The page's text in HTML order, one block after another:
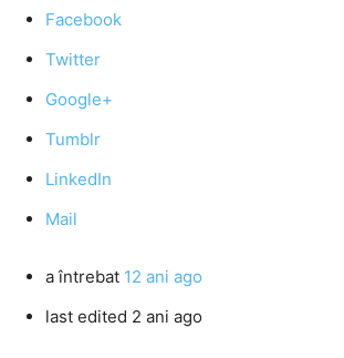
Facebook
Twitter
Google+
Tumblr
LinkedIn
Mail
a întrebat 12 ani ago
last edited 2 ani ago